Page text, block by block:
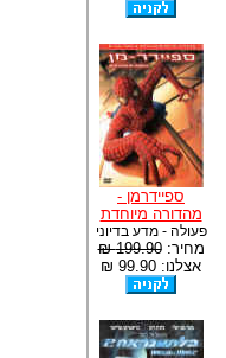
ספיידרמן -
מהדורה מיוחדת
פעולה - מדע בדיוני
מחיר:199.90 ₪
אצלנו: 99.90 ₪